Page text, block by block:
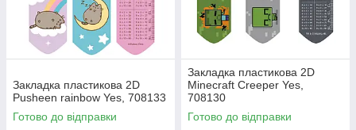
Закладка пластикова 2D
Pusheen rainbow Yes, 708133
Готово до відправки
Закладка пластикова 2D
Minecraft Creeper Yes,
708130
Готово до відправки